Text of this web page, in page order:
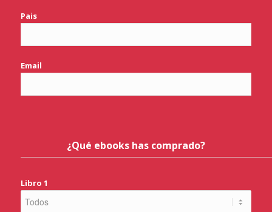
Pais
Email
¿Qué ebooks has comprado?
Libro 1